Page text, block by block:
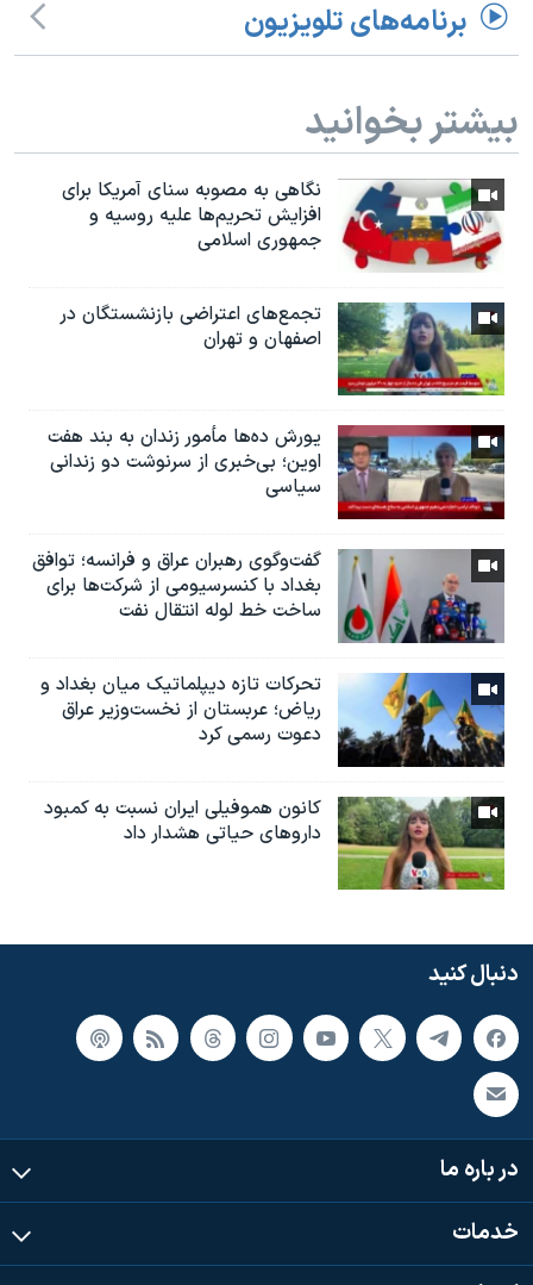
برنامه‌های تلویزیون
بیشتر بخوانید
نگاهی به مصوبه سنای آمریکا برای
افزایش تحریم‌ها علیه روسیه و
جمهوری اسلامی
تجمع‌های اعتراضی بازنشستگان در
اصفهان و تهران
یورش ده‌ها مأمور زندان به بند هفت
اوین؛ بی‌خبری از سرنوشت دو زندانی
سیاسی
گفت‌وگوی رهبران عراق و فرانسه؛ توافق
بغداد با کنسرسیومی از شرکت‌ها برای
ساخت خط لوله انتقال نفت
تحرکات تازه دیپلماتیک میان بغداد و
ریاض؛ عربستان از نخست‌وزیر عراق
دعوت رسمی کرد
کانون هموفیلی ایران نسبت به کمبود
داروهای حیاتی هشدار داد
دنبال کنید
در باره ما
خدمات